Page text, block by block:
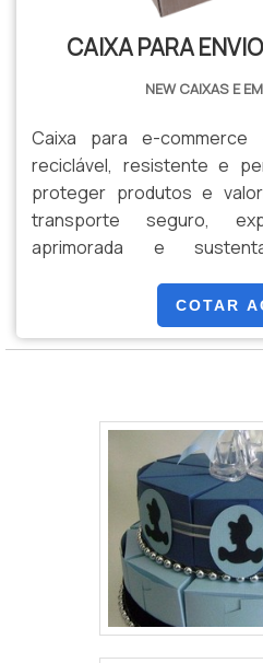
CAIXA PARA
NEW CAIXAS E
Caixa para e-commerce
reciclável, resistente e
proteger produtos e
transporte seguro,
aprimorada e
qualquer demanda.COTAR